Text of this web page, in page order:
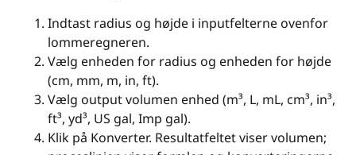
Indtast radius og højde i inputfelterne ovenfor
lommeregneren.
Vælg enheden for radius og enheden for højde
(cm, mm, m, in, ft).
Vælg output volumen enhed (m³, L, mL, cm³, in³,
ft³, yd³, US gal, Imp gal).
Klik på Konverter. Resultatfeltet viser volumen;